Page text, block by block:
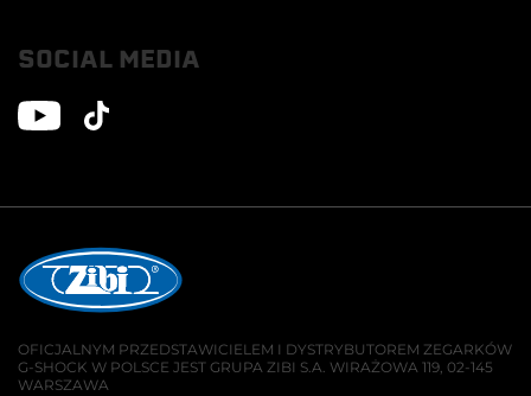
SOCIAL MEDIA
OFICJALNYM PRZEDSTAWICIELEM I DYSTRYBUTOREM ZEGARKÓW
G-SHOCK W POLSCE JEST GRUPA ZIBI S.A. WIRAŻOWA 119, 02-145
WARSZAWA